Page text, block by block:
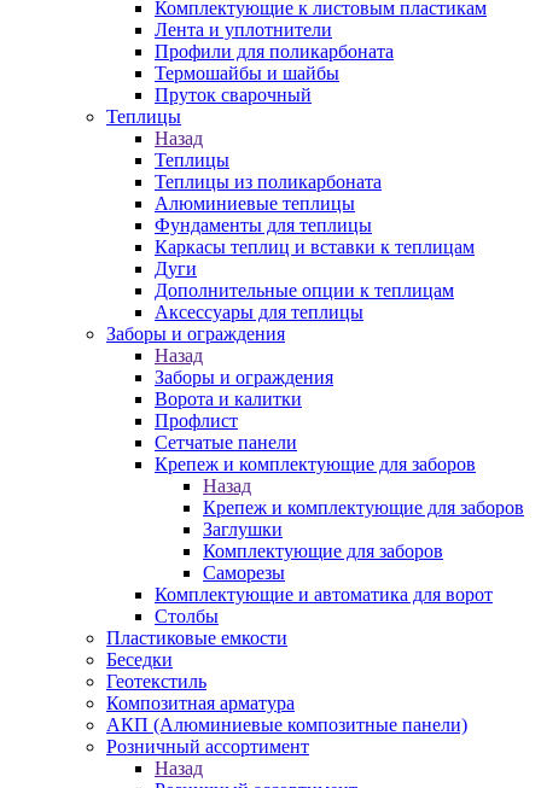
Комплектующие к листовым пластикам
Лента и уплотнители
Профили для поликарбоната
Термошайбы и шайбы
Пруток сварочный
Теплицы
Назад
Теплицы
Теплицы из поликарбоната
Алюминиевые теплицы
Фундаменты для теплицы
Каркасы теплиц и вставки к теплицам
Дуги
Дополнительные опции к теплицам
Аксессуары для теплицы
Заборы и ограждения
Назад
Заборы и ограждения
Ворота и калитки
Профлист
Сетчатые панели
Крепеж и комплектующие для заборов
Назад
Крепеж и комплектующие для заборов
Заглушки
Комплектующие для заборов
Саморезы
Комплектующие и автоматика для ворот
Столбы
Пластиковые емкости
Беседки
Геотекстиль
Композитная арматура
АКП (Алюминиевые композитные панели)
Розничный ассортимент
Назад